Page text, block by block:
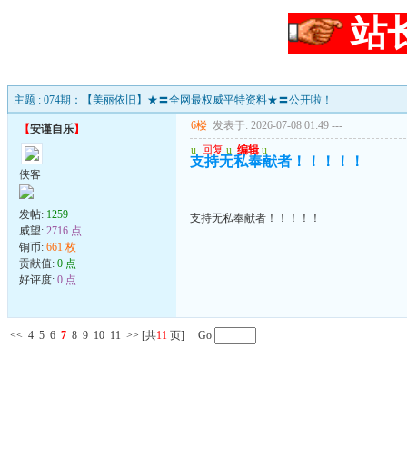
站
主题 : 074期：【美丽依旧】★〓全网最权威平特资料★〓公开啦！
【安谨自乐】
侠客
发帖: 1259
威望: 2716 点
铜币: 661 枚
贡献值: 0 点
好评度: 0 点
6楼 发表于: 2026-07-08 01:49 ---
u 回复 u 编辑 u
支持无私奉献者！！！！！
支持无私奉献者！！！！！
<< 4 5 6 7 8 9 10 11 >> [共11 页] Go